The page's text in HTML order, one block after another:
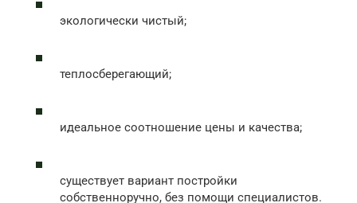
экологически чистый;
теплосберегающий;
идеальное соотношение цены и качества;
существует вариант постройки
собственноручно, без помощи специалистов.